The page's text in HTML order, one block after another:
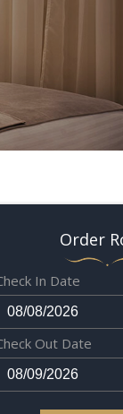
Order
In Date
Out Date